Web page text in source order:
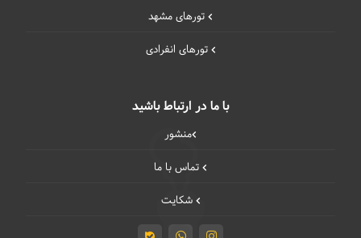
تورهای مشهد
تورهای انفرادی
با ما در ارتباط باشید
منشور
تماس با ما
شکایت